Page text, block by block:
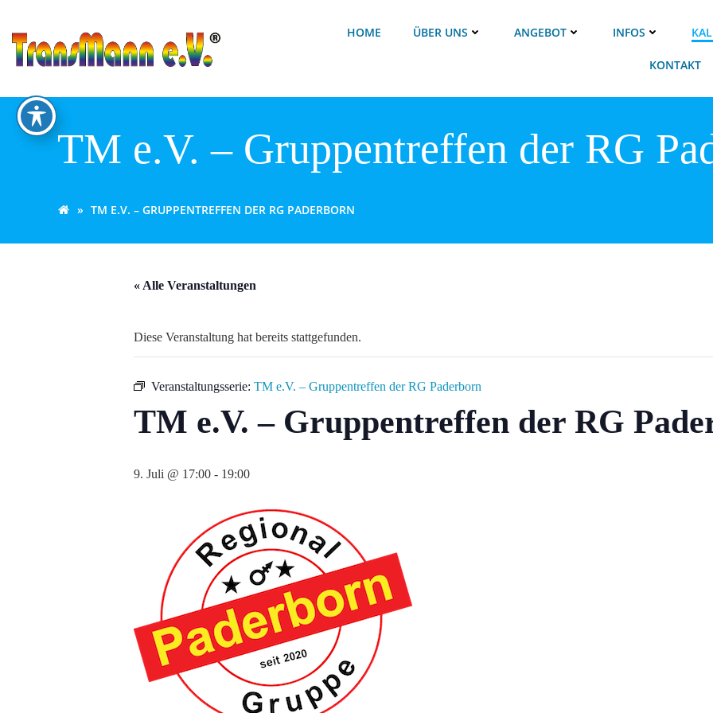
springen
HOME ÜBER UNS ANGEBOT INFOS
KONTAKT
TM e.V. – Gruppentreffen der RG
TM E.V. – GRUPPENTREFFEN DER RG PADERBORN
« Alle Veranstaltungen
Diese Veranstaltung hat bereits stattgefunden.
Veranstaltungsserie: TM e.V. – Gruppentreffen der RG Paderborn
TM e.V. – Gruppentreffen der RG
9. Juli @ 17:00 - 19:00